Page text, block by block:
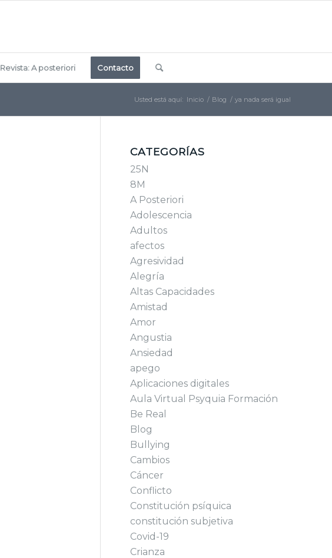
Revista: A posteriori Contacto
Usted está aquí: Inicio / Blog / ya nada será igual
CATEGORÍAS
25N
8M
A Posteriori
Adolescencia
Adultos
afectos
Agresividad
Alegría
Altas Capacidades
Amistad
Amor
Angustia
Ansiedad
apego
Aplicaciones digitales
Aula Virtual Psyquia Formación
Be Real
Blog
Bullying
Cambios
Cáncer
Conflicto
Constitución psíquica
constitución subjetiva
Covid-19
Crianza